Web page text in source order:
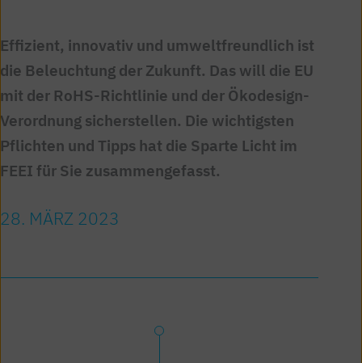
Effizient, innovativ und umweltfreundlich ist
die Beleuchtung der Zukunft. Das will die EU
mit der RoHS-Richtlinie und der Ökodesign-
Verordnung sicherstellen. Die wichtigsten
Pflichten und Tipps hat die Sparte Licht im
FEEI für Sie zusammengefasst.
28. MÄRZ 2023